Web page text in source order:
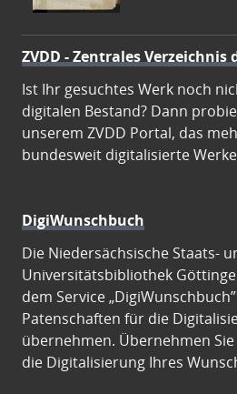
ZVDD - Zentrales
Ist Ihr gesuchtes Werk noch
digitalen Bestand? Dann
unserem ZVDD Portal, das
bundesweit digitalisierte
DigiWunschbuch
Die Niedersächsische Staats-
Universitätsbibliothek
dem Service
Patenschaften für die
übernehmen. Übernehmen
die Digitalisierung Ihres